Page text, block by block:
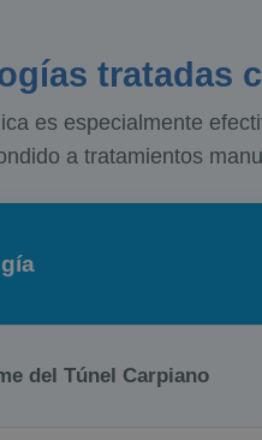
tratadas
es especialmente
a tratamientos
del Túnel Carpiano